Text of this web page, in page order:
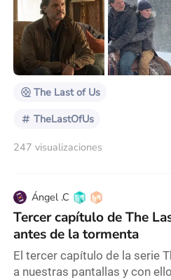
momento en el que Abby, la
mató a sangre fría en la
cierre a su venganza
quitándole la vida enfrente
The Last of Us
TheLastOfUs
247 visualizaciones
Ángel .C
Tercer capítulo de The
antes de la tormenta
El tercer capítulo de la serie
a nuestras pantallas y con